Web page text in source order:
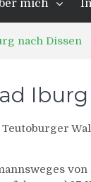
mich
nach Dissen
Teutoburger
von